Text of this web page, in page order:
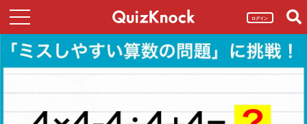
ログイン